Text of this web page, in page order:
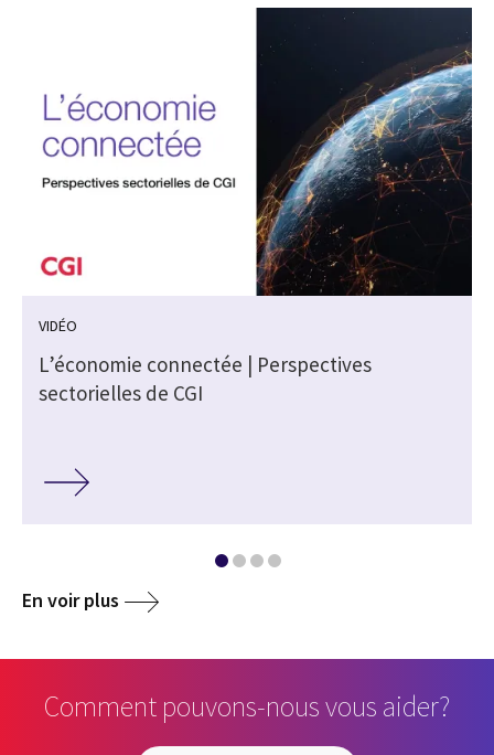
VIDÉO
L’économie connectée | Perspectives
sectorielles de CGI
En voir plus
Comment pouvons-nous vous aider?